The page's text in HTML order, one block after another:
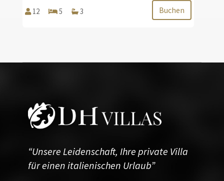
12 5 3 Buchen
“Unsere Leidenschaft, Ihre private Villa
für einen italienischen Urlaub”